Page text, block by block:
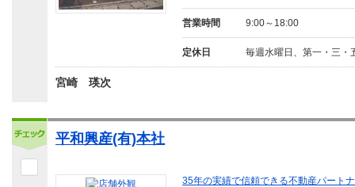
営業時間 9:00～18:00
定休日 毎週水曜日、第一・三
宮崎 瑛次
平和興産(有)本社
35年の実績で信頼できる不動産パート